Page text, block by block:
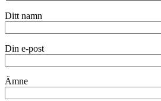
Ditt namn
Din e-post
Ämne